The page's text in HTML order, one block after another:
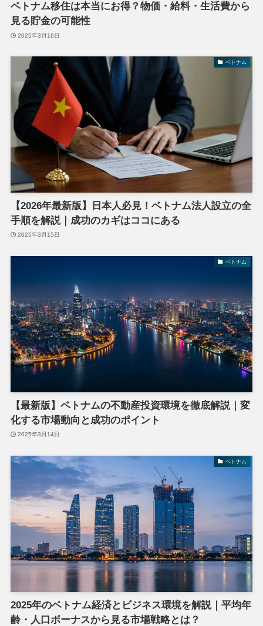
ベトナム移住は本当にお得？物価・給料・生活費から
見る貯金の可能性
2025年3月16日
ベトナム
【2026年最新版】日本人必見！ベトナム法人設立の全
手順を解説｜成功のカギはココにある
2025年3月15日
ベトナム
【最新版】ベトナムの不動産投資環境を徹底解説｜変
化する市場動向と成功のポイント
2025年3月14日
ベトナム
2025年のベトナム経済とビジネス環境を解説｜平均年
齢・人口ボーナスから見る市場戦略とは？